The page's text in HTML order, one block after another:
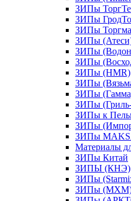
ЗИПы
ЗИПы
ЗИПы
ЗИПы
ЗИПы
ЗИПы
ЗИПы (HMR)
ЗИПы
ЗИПы
ЗИПы
ЗИПы к
ЗИПы
ЗИПы
Материалы
ЗИПы Китай
ЗИПЫ (КНЭ)
ЗИПы
ЗИПы